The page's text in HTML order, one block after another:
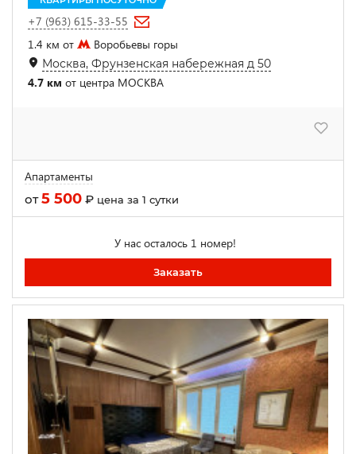
+7 (963) 615-33-55
1.4 км от
Воробьевы горы
Москва, Фрунзенская набережная д 50
4.7 км от центра МОСКВА
Апартаменты
от5 500 ₽ цена за 1 сутки
У нас осталось 1 номер!
Заказать